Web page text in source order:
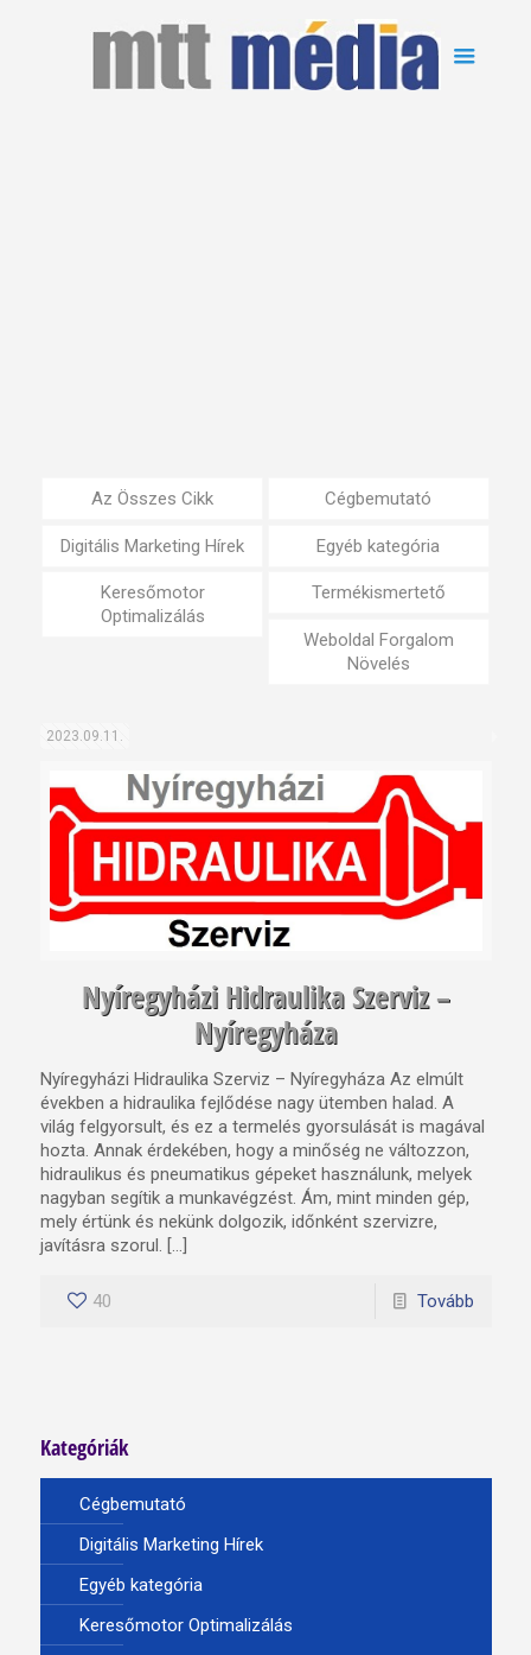
Az Összes Cikk Cégbemutató
Digitális Marketing Hírek Egyéb kategória
Keresőmotor
Optimalizálás
Termékismertető
Weboldal Forgalom
Növelés
2023.09.11.
Nyíregyházi Hidraulika Szerviz –
Nyíregyháza
Nyíregyházi Hidraulika Szerviz – Nyíregyháza Az elmúlt
években a hidraulika fejlődése nagy ütemben halad. A
világ felgyorsult, és ez a termelés gyorsulását is magával
hozta. Annak érdekében, hogy a minőség ne változzon,
hidraulikus és pneumatikus gépeket használunk, melyek
nagyban segítik a munkavégzést. Ám, mint minden gép,
mely értünk és nekünk dolgozik, időnként szervizre,
javításra szorul. […]
40 Tovább
Kategóriák
Cégbemutató
Digitális Marketing Hírek
Egyéb kategória
Keresőmotor Optimalizálás